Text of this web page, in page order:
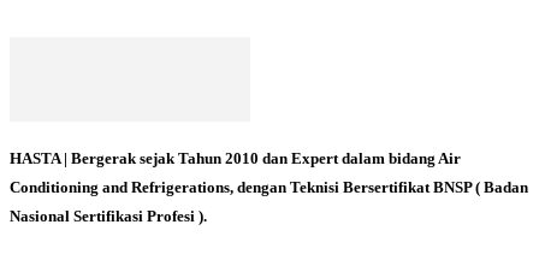
HASTA | Bergerak sejak Tahun 2010 dan Expert dalam bidang Air
Conditioning and Refrigerations, dengan Teknisi Bersertifikat BNSP ( Badan
Nasional Sertifikasi Profesi ).